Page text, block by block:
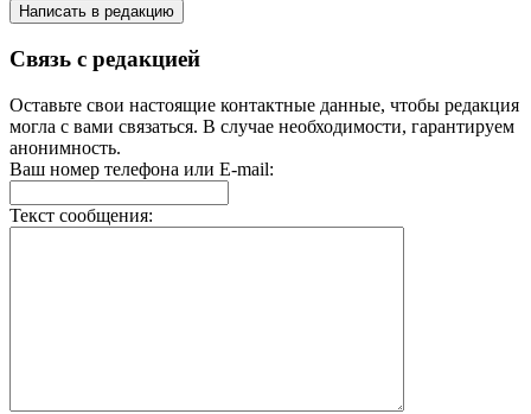
Написать в редакцию
Связь с редакцией
Оставьте свои настоящие контактные данные, чтобы редакция
могла с вами связаться. В случае необходимости, гарантируем
анонимность.
Ваш номер телефона или E-mail:
Текст сообщения: